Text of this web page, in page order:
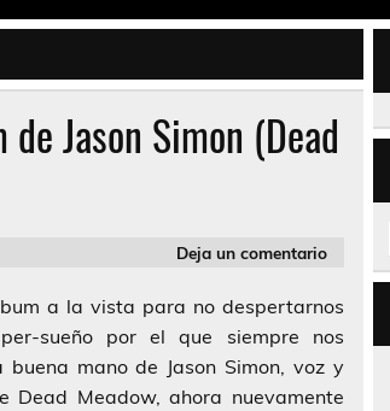
Jason Simon (Dead
Deja un comentario
a la vista para no despertarnos
sueño por el que siempre nos
buena mano de Jason Simon, voz y
Dead Meadow, ahora nuevamente